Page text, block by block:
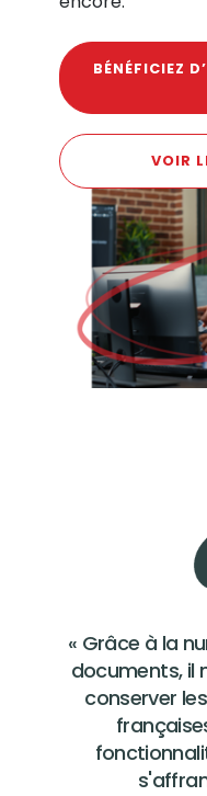
BÉNÉFICIEZ
VOIR
« Grâce à la
documents, il
conserver